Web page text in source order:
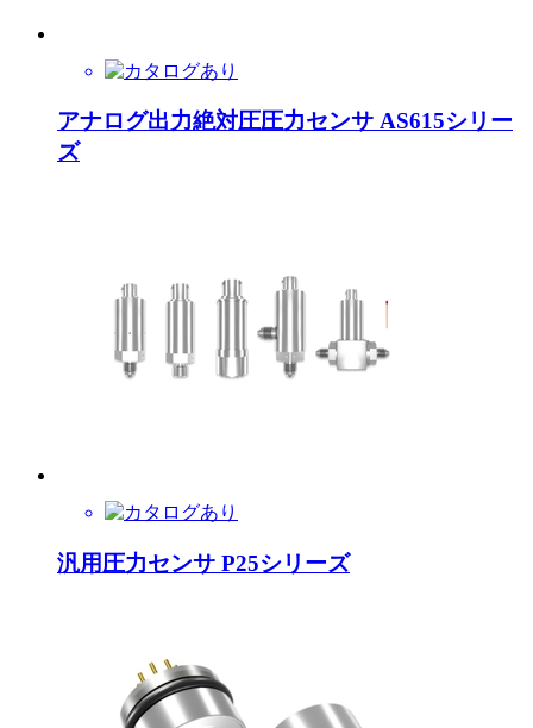
アナログ出力絶対圧圧力センサ AS615シリー
ズ
汎用圧力センサ P25シリーズ